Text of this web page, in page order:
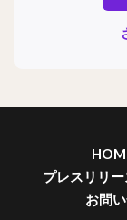
プレスリリ
お問